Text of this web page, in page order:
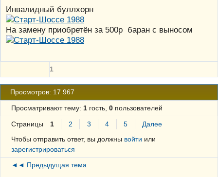
Инвалидный буллхорн
На замену приобретён за 500р баран с выносом
1
Просмотров: 17 967
Просматривают тему: 1гость, 0пользователей
Страницы 1 2 3 4 5
Далее
Чтобы отправить ответ, вы должны войти или
зарегистрироваться
◄◄ Предыдущая тема